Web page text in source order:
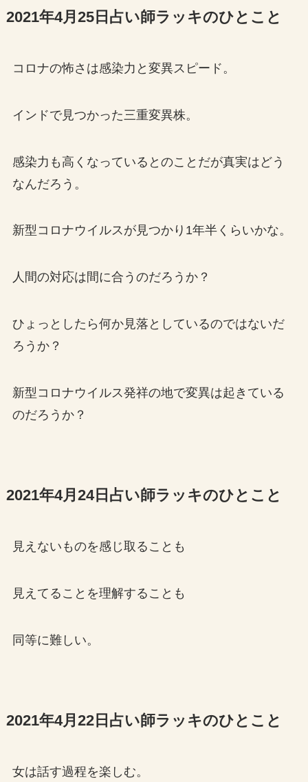
2021年4月25日占い師ラッキのひとこと
コロナの怖さは感染力と変異スピード。
インドで見つかった三重変異株。
感染力も高くなっているとのことだが真実はどう
なんだろう。
新型コロナウイルスが見つかり1年半くらいかな。
人間の対応は間に合うのだろうか？
ひょっとしたら何か見落としているのではないだ
ろうか？
新型コロナウイルス発祥の地で変異は起きている
のだろうか？
2021年4月24日占い師ラッキのひとこと
見えないものを感じ取ることも
見えてることを理解することも
同等に難しい。
2021年4月22日占い師ラッキのひとこと
女は話す過程を楽しむ。